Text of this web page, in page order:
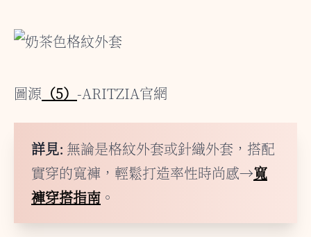
圖源 （5） -ARITZIA官網
詳見: 無論是格紋外套或針織外套，搭配
實穿的寬褲，輕鬆打造率性時尚感→寬
褲穿搭指南 。